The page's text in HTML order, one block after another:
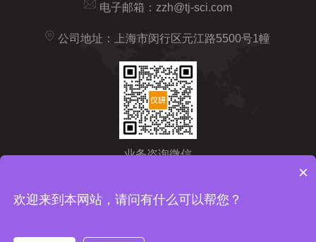
电子邮箱： zzh@tj-sci.com
公司地址：上海市闵行区元江路5500号1幢
业务咨询微信
Copyright © 2026 仪研智造（上海）药检仪器有限公司版权所有
×
欢迎来到本网站，请问有什么可以帮您？